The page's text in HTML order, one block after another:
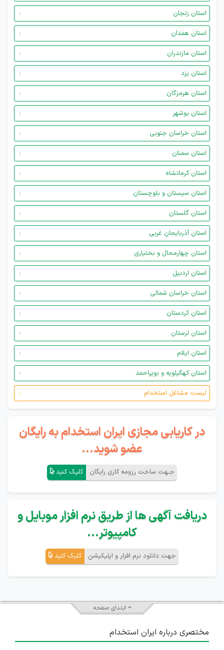
استان زنجان
استان همدان
استان مازندران
استان یزد
استان هرمزگان
استان بوشهر
استان خراسان جنوبی
استان سمنان
استان کرمانشاه
استان سیستان و بلوچستان
استان گلستان
استان آذربایجان غربی
استان چهارمحال و بختیاری
استان اردبیل
استان خراسان شمالی
استان کردستان
استان لرستان
استان ایلام
استان کهگیلویه و بویراحمد
لیست مشاغل استخدام
در کاریابی مجازی ایران استخدام به رایگان
عضو شوید...
جـهت ساخت رزومه کاری رایگان کلیک کنید
دریافت آگهی ها از طریق نرم افزار موبایل و
کامپیوتر...
جهت دانلود نرم افزار و اپلیکیشن کلیک کنید
ابتدای صفحه
مختصری درباره ایران استخدام